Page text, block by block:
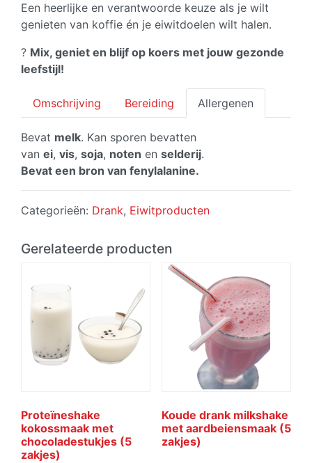
Een heerlijke en verantwoorde keuze als je wilt
genieten van koffie én je eiwitdoelen wilt halen.
? Mix, geniet en blijf op koers met jouw gezonde
leefstijl!
Omschrijving Bereiding Allergenen
Bevat melk. Kan sporen bevatten
van ei, vis, soja, noten en selderij.
Bevat een bron van fenylalanine.
Categorieën: Drank, Eiwitproducten
Gerelateerde producten
Proteïneshake
kokossmaak met
chocoladestukjes (5
zakjes)
Koude drank milkshake
met aardbeiensmaak (5
zakjes)